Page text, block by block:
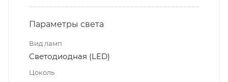
Параметры света
Вид ламп
Светодиодная (LED)
Цоколь